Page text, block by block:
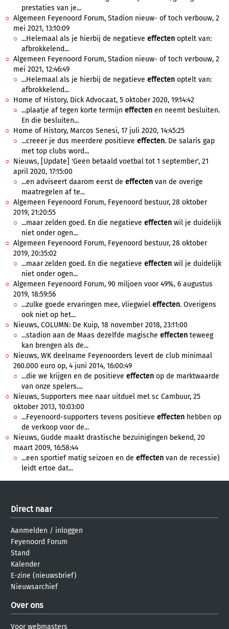
prestaties van je...
Algemeen Feyenoord Forum, Stadion nieuw- of toch verbouw, 2
mei 2021, 13:10:09
...Helemaal als je hierbij de negatieve effecten optelt van:
afbrokkelend...
Algemeen Feyenoord Forum, Stadion nieuw- of toch verbouw, 2
mei 2021, 12:46:49
...Helemaal als je hierbij de negatieve effecten optelt van:
afbrokkelend...
Home of History, Dick Advocaat, 5 oktober 2020, 19:14:42
...plaatje af tegen korte termijn effecten en neemt besluiten.
En die besluiten...
Home of History, Marcos Senesi, 17 juli 2020, 14:45:25
...creeer je dus meerdere positieve effecten. De salaris gap
met top clubs word...
Nieuws, [Update] 'Geen betaald voetbal tot 1 september', 21
april 2020, 17:15:00
...en adviseert daarom eerst de effecten van de overige
maatregelen af te...
Algemeen Feyenoord Forum, Feyenoord bestuur, 28 oktober
2019, 21:20:55
...maar zelden goed. En die negatieve effecten wil je duidelijk
niet onder ogen...
Algemeen Feyenoord Forum, Feyenoord bestuur, 28 oktober
2019, 20:35:02
...maar zelden goed. En die negatieve effecten wil je duidelijk
niet onder ogen...
Algemeen Feyenoord Forum, 90 miljoen voor 49%, 6 augustus
2019, 18:59:56
...zulke goede ervaringen mee, vliegwiel effecten. Overigens
ook niet op het...
Nieuws, COLUMN: De Kuip, 18 november 2018, 23:11:00
...stadion aan de Maas dezelfde magische effecten teweeg
kan brengen als de...
Nieuws, WK deelname Feyenoorders levert de club minimaal
260.000 euro op, 4 juni 2014, 16:00:49
...die we krijgen en de positieve effecten op de marktwaarde
van onze spelers....
Nieuws, Supporters mee naar uitduel met sc Cambuur, 25
oktober 2013, 10:03:00
...Feyenoord-supporters tevens positieve effecten hebben op
de verkoop voor de...
Nieuws, Gudde maakt drastische bezuinigingen bekend, 20
maart 2009, 16:58:44
...een sportief matig seizoen en de effecten van de recessie)
leidt ertoe dat...
Direct naar
Aanmelden / inloggen
Feyenoord Forum
Stand
Kalender
E-zine (nieuwsbrief)
Nieuwsarchief
Over ons
Voor webmasters